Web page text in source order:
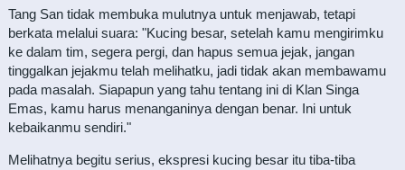
Tang San tidak membuka mulutnya untuk menjawab, tetapi
berkata melalui suara: "Kucing besar, setelah kamu mengirimku
ke dalam tim, segera pergi, dan hapus semua jejak, jangan
tinggalkan jejakmu telah melihatku, jadi tidak akan membawamu
pada masalah. Siapapun yang tahu tentang ini di Klan Singa
Emas, kamu harus menanganinya dengan benar. Ini untuk
kebaikanmu sendiri."
Melihatnya begitu serius, ekspresi kucing besar itu tiba-tiba